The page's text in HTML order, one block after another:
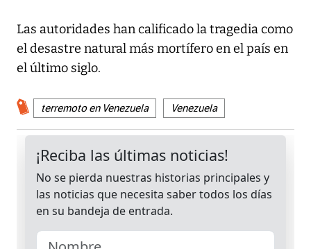
Las autoridades han calificado la tragedia como
el desastre natural más mortífero en el país en
el último siglo.
terremoto en Venezuela Venezuela